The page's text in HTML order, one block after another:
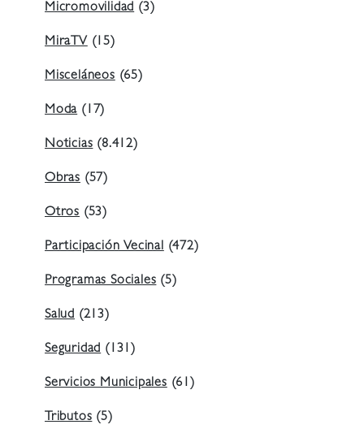
Micromovilidad (3)
MiraTV (15)
Misceláneos (65)
Moda (17)
Noticias (8.412)
Obras (57)
Otros (53)
Participación Vecinal (472)
Programas Sociales (5)
Salud (213)
Seguridad (131)
Servicios Municipales (61)
Tributos (5)